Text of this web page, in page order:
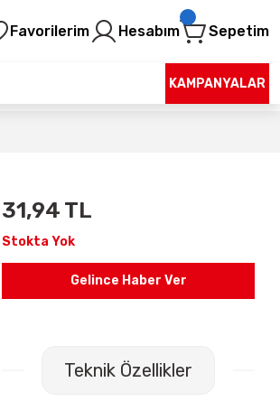
Favorilerim Hesabım Sepetim
KAMPANYALAR
31,94 TL
Stokta Yok
Gelince Haber Ver
Teknik Özellikler